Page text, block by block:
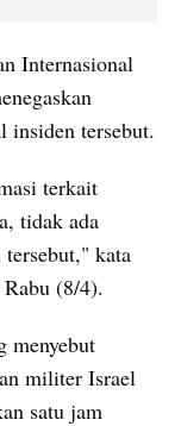
Internasional
tersebut.
terkait
tidak ada
kata
(8/4).
menyebut
militer Israel
satu jam